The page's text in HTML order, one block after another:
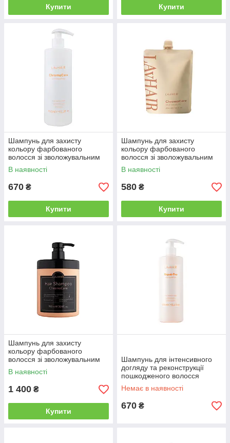
Купити Купити
Шампунь для захисту
кольору фарбованого
волосся зі зволожувальним
ефектом LAvHAIR
ChromaCare, 400 мл
В наявності
670 ₴
Купити
Шампунь для захисту
кольору фарбованого
волосся зі зволожувальним
ефектом LAvHAIR
ChromaCare, 250 мл
В наявності
580 ₴
Купити
Шампунь для захисту
кольору фарбованого
волосся зі зволожувальним
ефектом LAvHAIR
ChromaCare, 900 мл
В наявності
1 400 ₴
Купити
Шампунь для інтенсивного
догляду та реконструкції
пошкодженого волосся
LAvHAIR RepairPro, 400 мл
(RepairProshampoo400)
Немає в наявності
670 ₴